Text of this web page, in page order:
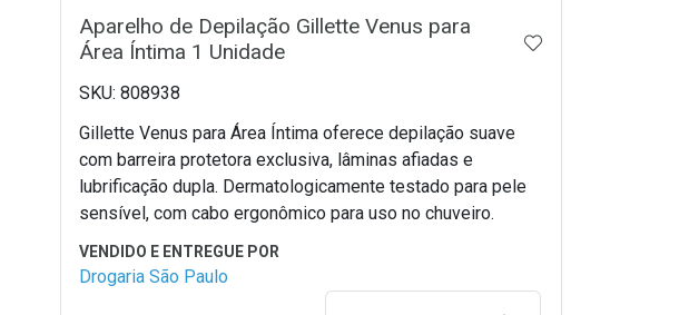
Aparelho de Depilação Gillette Venus para
Área Íntima 1 Unidade
ADICIONAR AOS
808938
Gillette Venus para Área Íntima oferece depilação suave
com barreira protetora exclusiva, lâminas afiadas e
lubrificação dupla. Dermatologicamente testado para pele
sensível, com cabo ergonômico para uso no chuveiro.
Drogaria São Paulo